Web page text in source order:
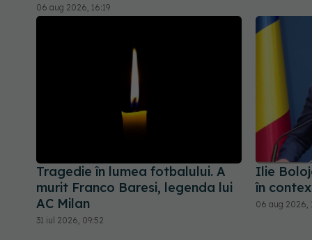
06 aug 2026, 16:19
Tragedie în lumea fotbalului. A
murit Franco Baresi, legenda lui
AC Milan
31 iul 2026, 09:52
Ilie
în
06 aug 2026,